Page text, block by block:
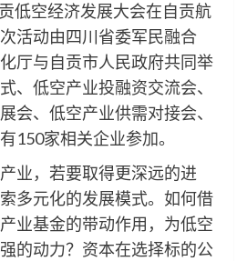
低空经济发展大会在自贡航
活动由四川省委军民融合
厅与自贡市人民政府共同举
、低空产业投融资交流会、
会、低空产业供需对接会、
150家相关企业参加。
业，若要取得更深远的进
多元化的发展模式。如何借
业基金的带动作用，为低空
的动力？资本在选择标的公